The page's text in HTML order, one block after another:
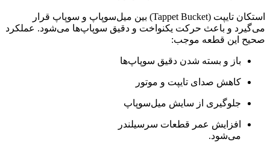
استکان تایپت (Tappet Bucket) بین میل‌سوپاپ و سوپاپ قرار
می‌گیرد و باعث حرکت یکنواخت و دقیق سوپاپ‌ها می‌شود. عملکرد
صحیح این قطعه موجب:
باز و بسته شدن دقیق سوپاپ‌ها
کاهش صدای تایپت و موتور
جلوگیری از سایش میل‌سوپاپ
افزایش عمر قطعات سرسیلندر
می‌شود.